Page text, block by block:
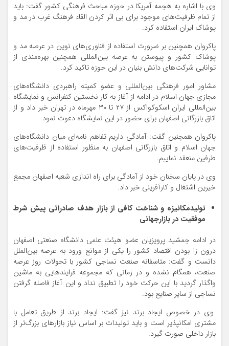
وی با اشاره به هجمه آمریکا در حوزه مباحث فرهنگی کشور گفت: باید
از تمام ظرفیت‌های موجود برای بی اثر کردن القاء فرهنگ غرب در مد و
پوشاک ایران استفاده کرد.
پاکروان همچنین بر ضرورت استفاده از فناوری‌های نوین در عرصه مد و
پوشاک کشور و پیوستن به عرصه بین‌المللی همچنین بهره‌مندی از
توانایی شرکت‌های دانش بنیان در این حوزه تاکید کرد.
مشاور امور فرهنگی بین‌المللی و عضو کمیته راهبردی دانشگاه‌های
مجازی جهان اسلام در ادامه از آغاز به کار نخستین کنفرانس و نمایشگاه
بین‌المللی ایران اسکوکواکس از ۲۷ تا ۳۰ مهرماه در تهران خبر داد و از
اتاق بازرگانی اصفهان برای حضور در این نمایشگاه دعوت نمود.
پاکروان همچنین گفت: آمادگی داریم تفاهم نامه‌ای میان دانشگاه‌های
جهان اسلام و اتاق بازرگانی اصفهان به منظور استفاده از ظرفیت‌های
طرفین منعقد نماییم.
وی در پایان سخنان خود از آمادگی برای راه اندازی شعبه اصفهان مجمع
خیرین اشتغال و کارآفرینی خبر داد.
تولیدمکانیزه و شناخت کافی از بازار هدف صادراتی پیش شرط
موفقیت در بازارجهانی
در ادامه جمشید پرویزیان عضو هیئت علمی دانشگاه صنعتی اصفهان
درون زا بودن اقتصاد کشور را یکی از موانع ورود به عرصه بین‌الملل
دانست و گفت: متاسفانه صنعت نساجی کشور با تحولات روز عرصه
صنعت، همگام نشده و در زمانی که مجموعه فرایندهایی به ماشین
واگذار گردید با این حرکت خود را تطبیق نداد و این آغاز فاصله گرفتن
نساجی از سایر صنایع بود.
وی در خصوص ایجاد برند نیز گفت: ایجاد برند از طریق تعامل با
مشتری امکانپذیر است و باید تولیدات بر اساس نیاز بازارهای بزرگ‌تر از
بازار داخلی صورت گیرد.